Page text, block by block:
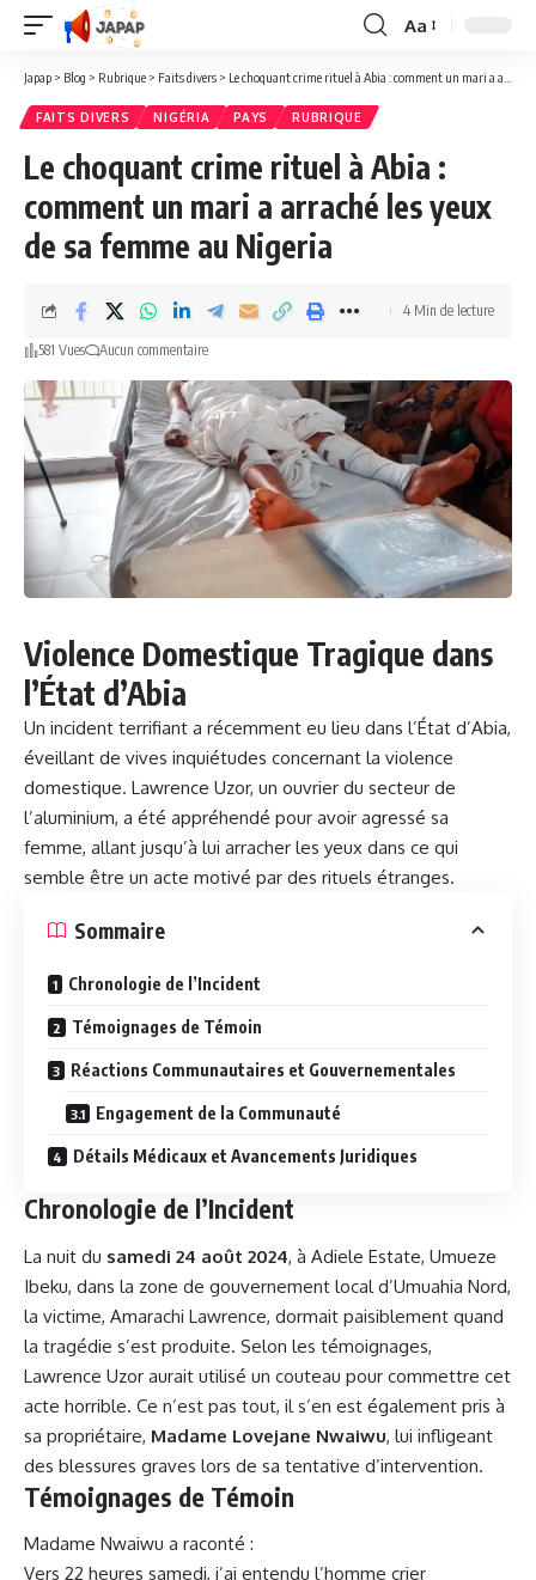
Redimensionner
Aa
Japap > Blog > Rubrique > Faits divers > Le choquant crime rituel à Abia : comment un mari a arraché les yeux de sa femme au Nigeria
FAITS DIVERS NIGÉRIA PAYS RUBRIQUE
Le choquant crime rituel à Abia :
comment un mari a arraché les yeux
de sa femme au Nigeria
581 Vues Aucun commentaire
4 Min de lecture
Violence Domestique Tragique dans
l’État d’Abia
Un incident terrifiant a récemment eu lieu dans l’État d’Abia,
éveillant de vives inquiétudes concernant la violence
domestique. Lawrence Uzor, un ouvrier du secteur de
l’aluminium, a été appréhendé pour avoir agressé sa
femme, allant jusqu’à lui arracher les yeux dans ce qui
semble être un acte motivé par des rituels étranges.
Sommaire
Chronologie de l’Incident
Témoignages de Témoin
Réactions Communautaires et Gouvernementales
Engagement de la Communauté
Détails Médicaux et Avancements Juridiques
Chronologie de l’Incident
La nuit du samedi 24 août 2024, à Adiele Estate, Umueze
Ibeku, dans la zone de gouvernement local d’Umuahia Nord,
la victime, Amarachi Lawrence, dormait paisiblement quand
la tragédie s’est produite. Selon les témoignages,
Lawrence Uzor aurait utilisé un couteau pour commettre cet
acte horrible. Ce n’est pas tout, il s’en est également pris à
sa propriétaire, Madame Lovejane Nwaiwu, lui infligeant
des blessures graves lors de sa tentative d’intervention.
Témoignages de Témoin
Madame Nwaiwu a raconté :
Vers 22 heures samedi, j’ai entendu l’homme crier